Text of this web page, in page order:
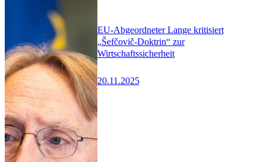
EU-Abgeordneter Lange kritisiert
„Šefčovič-Doktrin“ zur
Wirtschaftssicherheit
20.11.2025